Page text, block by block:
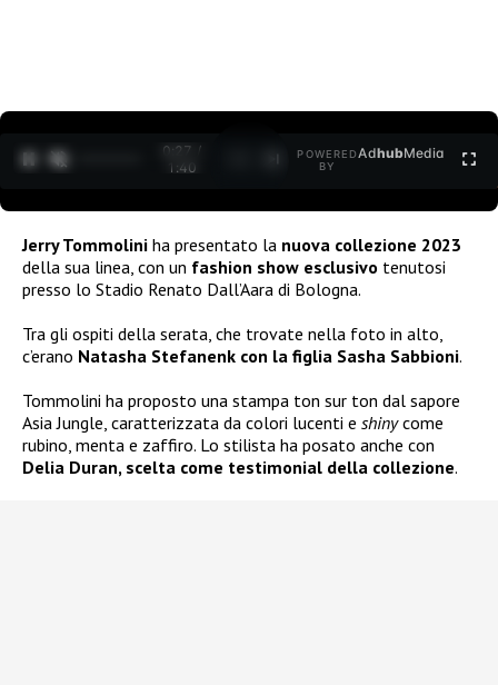
0:28 /
1:40
POWERED
BY
AdhubMedia
Jerry Tommolini ha presentato la nuova collezione 2023
della sua linea, con un fashion show esclusivo tenutosi
presso lo Stadio Renato Dall’Aara di Bologna.
Tra gli ospiti della serata, che trovate nella foto in alto,
c’erano Natasha Stefanenk con la figlia Sasha Sabbioni.
Tommolini ha proposto una stampa ton sur ton dal sapore
Asia Jungle, caratterizzata da colori lucenti e shinycome
rubino, menta e zaffiro. Lo stilista ha posato anche con
Delia Duran, scelta come testimonial della collezione.